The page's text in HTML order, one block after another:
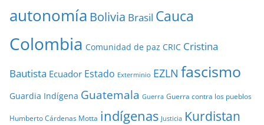
autonomía Bolivia Brasil Cauca
Colombia Comunidad de paz CRIC Cristina
Bautista Ecuador Estado Exterminio EZLN fascismo
Guardia Indígena Guatemala Guerra Guerra contra los pueblos
Humberto Cárdenas Motta indígenas Justicia Kurdistan